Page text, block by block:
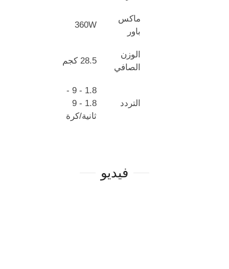
ماكس
باور
360W
الوزن
الصافي
28.5 كجم
التردد
1.8 - 9 -
1.8 - 9
ثانية/كرة
فيديو